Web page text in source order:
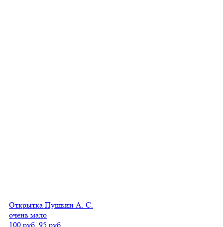
Открытка Пушкин А. С.
очень мало
100 руб. 95 руб.